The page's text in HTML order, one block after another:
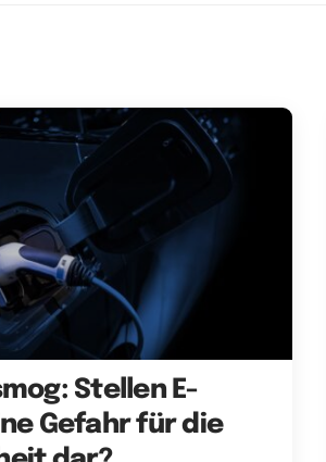
Stellen E-
Gefahr für die